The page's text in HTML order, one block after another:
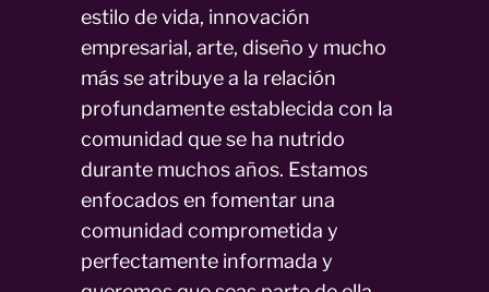
estilo de vida, innovación
empresarial, arte, diseño y mucho
más se atribuye a la relación
profundamente establecida con la
comunidad que se ha nutrido
durante muchos años. Estamos
enfocados en fomentar una
comunidad comprometida y
perfectamente informada y